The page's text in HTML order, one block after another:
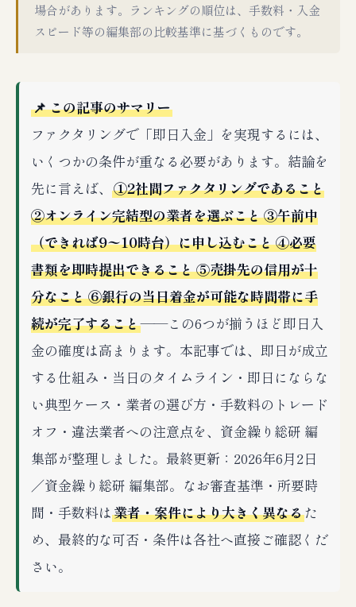
場合があります。ランキングの順位は、手数料・入金
スピード等の編集部の比較基準に基づくものです。
📌 この記事のサマリー
ファクタリングで「即日入金」を実現するには、
いくつかの条件が重なる必要があります。結論を
先に言えば、 ①2社間ファクタリングであること
②オンライン完結型の業者を選ぶこと ③午前中
（できれば9〜10時台）に申し込むこと ④必要
書類を即時提出できること ⑤売掛先の信用が十
分なこと ⑥銀行の当日着金が可能な時間帯に手
続が完了すること——この6つが揃うほど即日入
金の確度は高まります。本記事では、即日が成立
する仕組み・当日のタイムライン・即日にならな
い典型ケース・業者の選び方・手数料のトレード
オフ・違法業者への注意点を、資金繰り総研 編
集部が整理しました。最終更新：2026年6月2日
／資金繰り総研 編集部。なお審査基準・所要時
間・手数料は業者・案件により大きく異なるた
め、最終的な可否・条件は各社へ直接ご確認くだ
さい。